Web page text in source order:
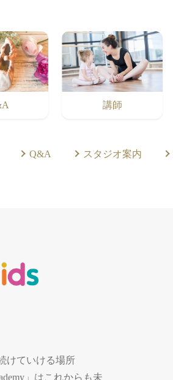
講師
Q&A スタジオ案内
けていける場所
」はこれからも未